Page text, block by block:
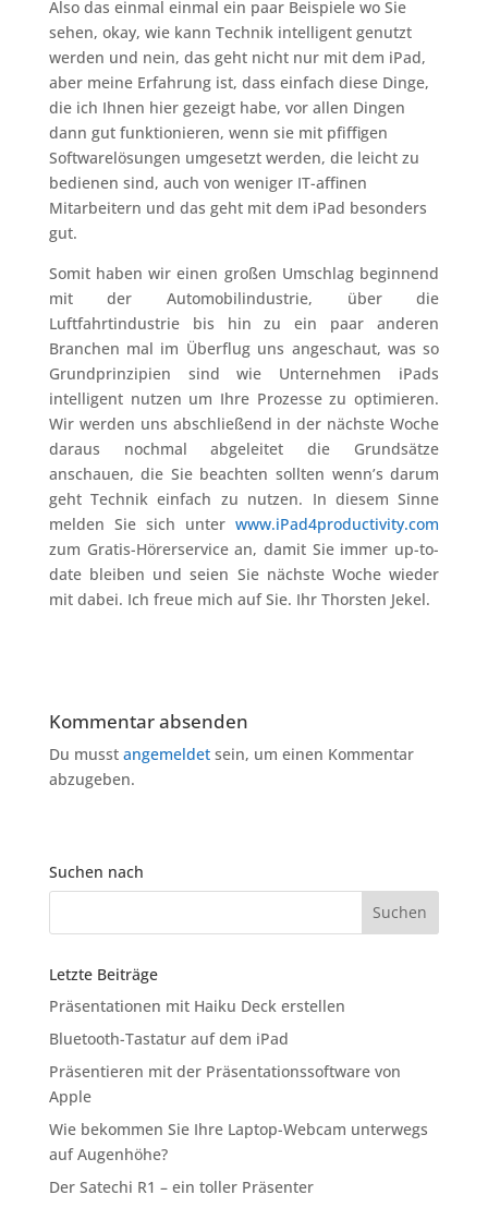
Also das einmal einmal ein paar Beispiele wo Sie
sehen, okay, wie kann Technik intelligent genutzt
werden und nein, das geht nicht nur mit dem iPad,
aber meine Erfahrung ist, dass einfach diese Dinge,
die ich Ihnen hier gezeigt habe, vor allen Dingen
dann gut funktionieren, wenn sie mit pfiffigen
Softwarelösungen umgesetzt werden, die leicht zu
bedienen sind, auch von weniger IT-affinen
Mitarbeitern und das geht mit dem iPad besonders
gut.
Somit haben wir einen großen Umschlag beginnend
mit der Automobilindustrie, über die
Luftfahrtindustrie bis hin zu ein paar anderen
Branchen mal im Überflug uns angeschaut, was so
Grundprinzipien sind wie Unternehmen iPads
intelligent nutzen um Ihre Prozesse zu optimieren.
Wir werden uns abschließend in der nächste Woche
daraus nochmal abgeleitet die Grundsätze
anschauen, die Sie beachten sollten wenn’s darum
geht Technik einfach zu nutzen. In diesem Sinne
melden Sie sich unterwww.iPad4productivity.com
zum Gratis-Hörerservice an, damit Sie immer up-to-
date bleiben und seien Sie nächste Woche wieder
mit dabei. Ich freue mich auf Sie. Ihr Thorsten Jekel.
Kommentar absenden
Du musst angemeldetsein, um einen Kommentar
abzugeben.
Suchen nach
Letzte Beiträge
Präsentationen mit Haiku Deck erstellen
Bluetooth-Tastatur auf dem iPad
Präsentieren mit der Präsentationssoftware von
Apple
Wie bekommen Sie Ihre Laptop-Webcam unterwegs
auf Augenhöhe?
Der Satechi R1 – ein toller Präsenter